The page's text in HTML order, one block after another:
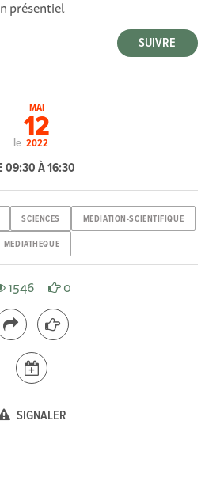
présentiel
le
MAI
12
2022
09:30 À 16:30
SCIENCES MEDIATION-SCIENTIFIQUE
MEDIATHEQUE
1546 0
SIGNALER